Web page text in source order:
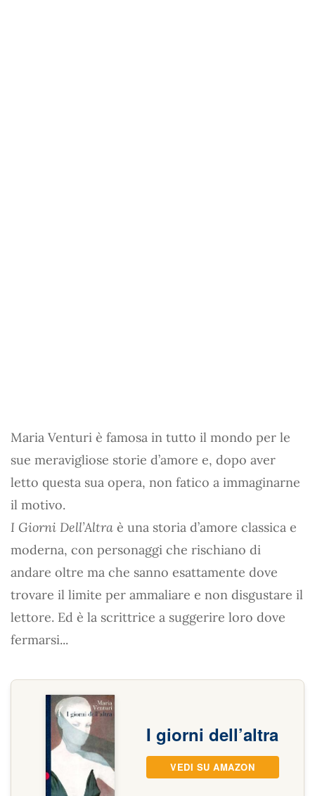
Maria Venturi è famosa in tutto il mondo per le
sue meravigliose storie d’amore e, dopo aver
letto questa sua opera, non fatico a immaginarne
il motivo.
I Giorni Dell’Altra è una storia d’amore classica e
moderna, con personaggi che rischiano di
andare oltre ma che sanno esattamente dove
trovare il limite per ammaliare e non disgustare il
lettore. Ed è la scrittrice a suggerire loro dove
fermarsi...
I giorni dell’altra
VEDI SU AMAZON